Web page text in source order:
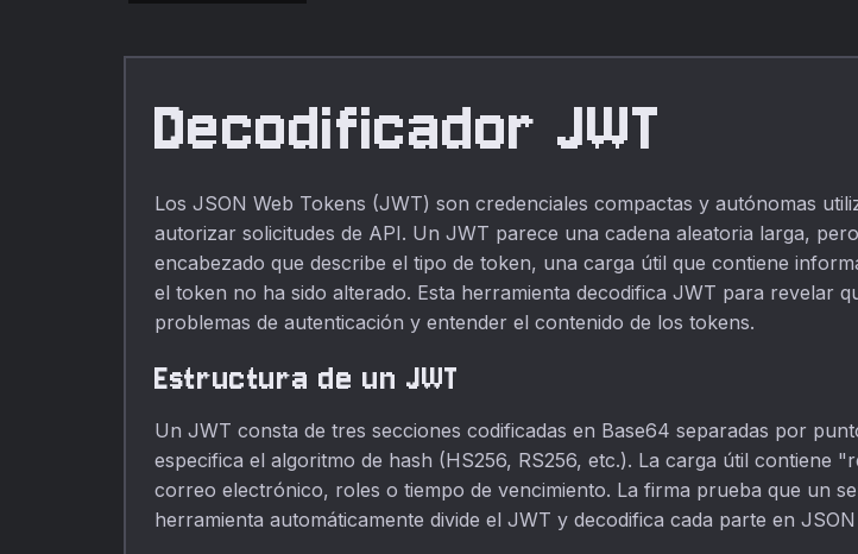
Decodificador JWT
Los JSON Web Tokens (JWT) son credenciales compactas y autónomas
autorizar solicitudes de API. Un JWT parece una cadena aleatoria larga,
encabezado que describe el tipo de token, una carga útil que contiene
el token no ha sido alterado. Esta herramienta decodifica JWT para revelar
problemas de autenticación y entender el contenido de los tokens.
Estructura de un JWT
Un JWT consta de tres secciones codificadas en Base64 separadas por
especifica el algoritmo de hash (HS256, RS256, etc.). La carga útil
correo electrónico, roles o tiempo de vencimiento. La firma prueba que un
herramienta automáticamente divide el JWT y decodifica cada parte en JSON